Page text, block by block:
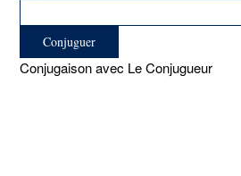
Conjugaison avec Le Conjugueur